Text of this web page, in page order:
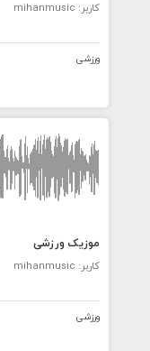
کاربر: mihanmusic
ورزشی
موزیک ورزشی
کاربر: mihanmusic
ورزشی